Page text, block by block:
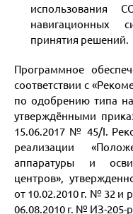
навигационных
принятия решений.
Программное
соответствии с
по одобрению типа
утверждёнными
15.06.2017 № 45/I.
реализации
аппаратуры и
центров»,
от 10.02.2010 г. № 32 и
06.08.2010 г. № ИЗ-205-